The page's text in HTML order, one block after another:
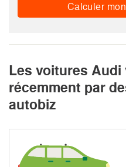
Calculer
Les voitures Audi
récemment par
autobiz